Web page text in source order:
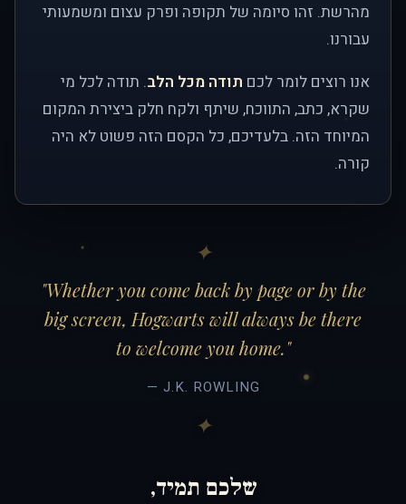
מהרשת. זהו סיומה של תקופה ופרק עצום ומשמעותי
עבורנו.
אנו רוצים לומר לכם תודה מכל הלב. תודה לכל מי
שקרא, כתב, התווכח, שיתף ולקח חלק ביצירת המקום
המיוחד הזה. בלעדיכם, כל הקסם הזה פשוט לא היה
קורה.
"Whether you come back by page or by the
big screen, Hogwarts will always be there
to welcome you home."
— J.K. ROWLING
שלכם תמיד,